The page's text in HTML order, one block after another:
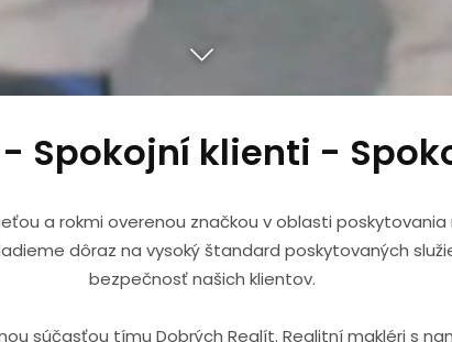
Spokojní klienti -
a rokmi overenou značkou v oblasti poskytovania
dôraz na vysoký štandard poskytovaných
bezpečnosť našich klientov.
súčasťou tímu Dobrých Realít. Realitní makléri s